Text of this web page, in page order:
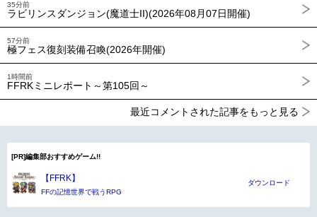
35分前
ラビリンスダンジョン(魔道士II)(2026年08月07日開催)
57分前
極フェス復刻装備召喚(2026年開催)
1時間前
FFRKミニレポート～第105回～
最近コメントされた記事をもっと見る
[PR]編集部おすすめゲーム!!
【FFRK】
FFの記憶世界で戦うRPG
ダウンロード